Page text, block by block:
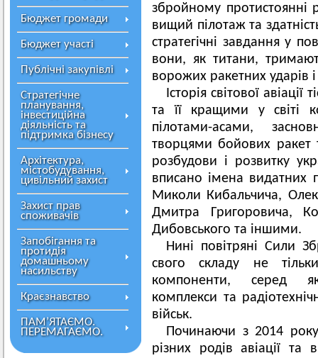
Бюджет громади
Бюджет участі
Публічні закупівлі
Стратегічне
планування,
інвестиційна
діяльність та
підтримка бізнесу
Архітектура,
містобудування,
цивільний захист
Захист прав
споживачів
Запобігання та
протидія
домашньому
насильству
Краєзнавство
ПАМ’ЯТАЄМО.
ПЕРЕМАГАЄМО.
збройному протистоянні
вищий пілотаж та
стратегічні завдання у
вони, як титани,
ворожих ракетних ударів
Історія світової
та її кращими у світі
пілотами-асами,
творцями бойових ракет
розбудови і розвитку
вписано імена видатних
Миколи Кибальчича,
Дмитра Григоровича,
Дибовського та іншими.
Нині повітряні Сили
свого складу не
компоненти, серед
комплекси та
військ.
Починаючи з 2014 року
різних родів авіації та